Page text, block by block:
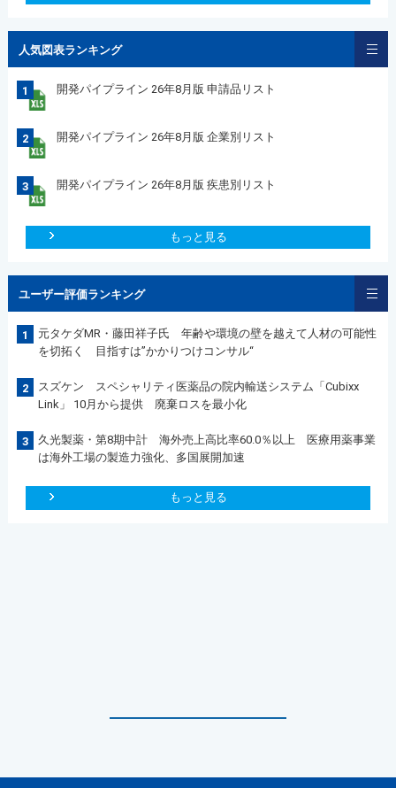
人気図表ランキング
1 開発パイプライン 26年8月版 申請品リスト
2 開発パイプライン 26年8月版 企業別リスト
3 開発パイプライン 26年8月版 疾患別リスト
もっと見る
ユーザー評価ランキング
1
元タケダMR・藤田祥子氏 年齢や環境の壁を越えて人材の可能性
を切拓く 目指すは”かかりつけコンサル“
2
スズケン スペシャリティ医薬品の院内輸送システム「Cubixx
Link」 10月から提供 廃棄ロスを最小化
3
久光製薬・第8期中計 海外売上高比率60.0％以上 医療用薬事業
は海外工場の製造力強化、多国展開加速
もっと見る